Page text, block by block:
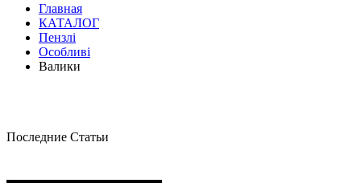
Главная
КАТАЛОГ
Пензлі
Особливі
Валики
Последние Статьи